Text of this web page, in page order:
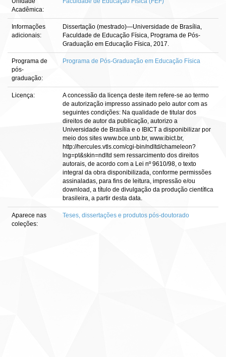
Acadêmica:
Informações
adicionais:
Dissertação (mestrado)—Universidade de Brasília,
Faculdade de Educação Física, Programa de Pós-
Graduação em Educação Física, 2017.
Programa de
pós-
graduação:
Programa de Pós-Graduação em Educação Física
Licença:
A concessão da licença deste item refere-se ao termo
de autorização impresso assinado pelo autor com as
seguintes condições: Na qualidade de titular dos
direitos de autor da publicação, autorizo a
Universidade de Brasília e o IBICT a disponibilizar por
meio dos sites www.bce.unb.br, www.ibict.br,
http://hercules.vtls.com/cgi-bin/ndltd/chameleon?
lng=pt&skin=ndltd sem ressarcimento dos direitos
autorais, de acordo com a Lei nº 9610/98, o texto
integral da obra disponibilizada, conforme permissões
assinaladas, para fins de leitura, impressão e/ou
download, a título de divulgação da produção científica
brasileira, a partir desta data.
Aparece nas
coleções:
Teses, dissertações e produtos pós-doutorado